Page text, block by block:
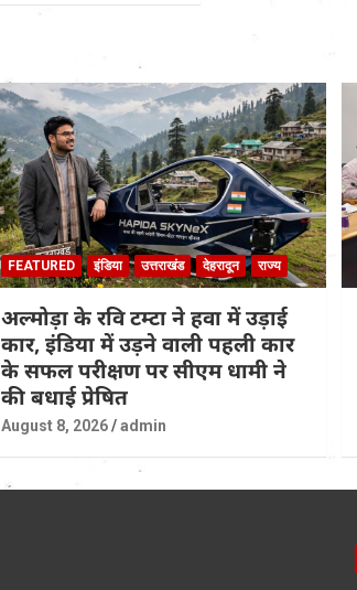
FEATURED इंडिया उत्तराखंड देहरादून राज्य
अल्मोड़ा के रवि टम्टा ने हवा में उड़ाई
कार, इंडिया में उड़ने वाली पहली कार
के सफल परीक्षण पर सीएम धामी ने
की बधाई प्रेषित
August 8, 2026 admin